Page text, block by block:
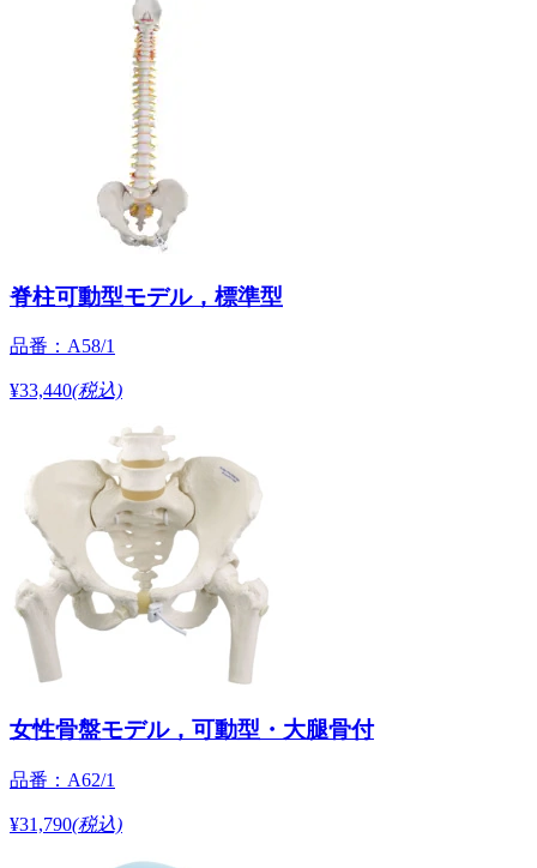
脊柱可動型モデル，標準型
品番：A58/1
¥33,440(税込)
女性骨盤モデル，可動型・大腿骨付
品番：A62/1
¥31,790(税込)